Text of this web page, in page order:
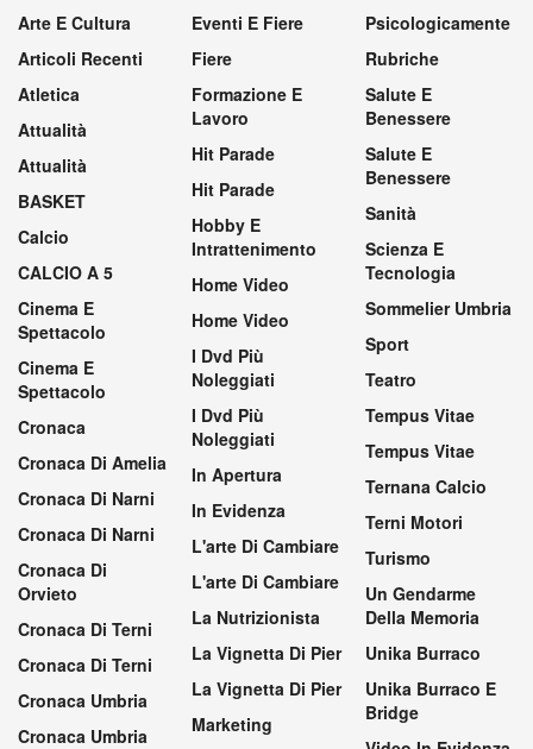
Arte E Cultura
Articoli Recenti
Atletica
Attualità
Attualità
BASKET
Calcio
CALCIO A 5
Cinema E
Spettacolo
Cinema E
Spettacolo
Cronaca
Cronaca Di Amelia
Cronaca Di Narni
Cronaca Di Narni
Cronaca Di
Orvieto
Cronaca Di Terni
Cronaca Di Terni
Cronaca Umbria
Cronaca Umbria
Eventi E Fiere
Fiere
Formazione E
Lavoro
Hit Parade
Hit Parade
Hobby E
Intrattenimento
Home Video
Home Video
I Dvd Più
Noleggiati
I Dvd Più
Noleggiati
In Apertura
In Evidenza
L'arte Di Cambiare
L'arte Di Cambiare
La Nutrizionista
La Vignetta Di Pier
La Vignetta Di Pier
Marketing
Psicologicamente
Rubriche
Salute E
Benessere
Salute E
Benessere
Sanità
Scienza E
Tecnologia
Sommelier Umbria
Sport
Teatro
Tempus Vitae
Tempus Vitae
Ternana Calcio
Terni Motori
Turismo
Un Gendarme
Della Memoria
Unika Burraco
Unika Burraco E
Bridge